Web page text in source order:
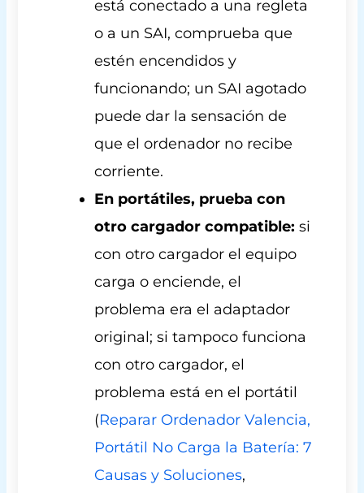
está conectado a una regleta
o a un SAI, comprueba que
estén encendidos y
funcionando; un SAI agotado
puede dar la sensación de
que el ordenador no recibe
corriente.
En portátiles, prueba con
otro cargador compatible: si
con otro cargador el equipo
carga o enciende, el
problema era el adaptador
original; si tampoco funciona
con otro cargador, el
problema está en el portátil
(Reparar Ordenador Valencia,
Portátil No Carga la Batería: 7
Causas y Soluciones,